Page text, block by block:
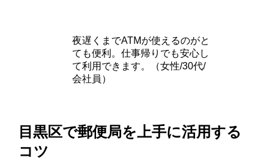
夜遅くまでATMが使えるのがと
ても便利。仕事帰りでも安心し
て利用できます。（女性/30代/
会社員）
目黒区で郵便局を上手に活用する
コツ